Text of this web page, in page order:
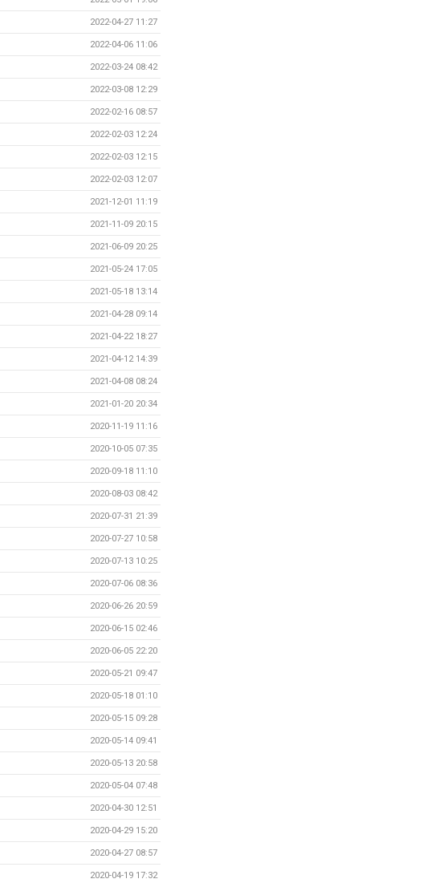
2022-04-27 11:27
2022-04-06 11:06
2022-03-24 08:42
2022-03-08 12:29
2022-02-16 08:57
2022-02-03 12:24
2022-02-03 12:15
2022-02-03 12:07
2021-12-01 11:19
2021-11-09 20:15
2021-06-09 20:25
2021-05-24 17:05
2021-05-18 13:14
2021-04-28 09:14
2021-04-22 18:27
2021-04-12 14:39
2021-04-08 08:24
2021-01-20 20:34
2020-11-19 11:16
2020-10-05 07:35
2020-09-18 11:10
2020-08-03 08:42
2020-07-31 21:39
2020-07-27 10:58
2020-07-13 10:25
2020-07-06 08:36
2020-06-26 20:59
2020-06-15 02:46
2020-06-05 22:20
2020-05-21 09:47
2020-05-18 01:10
2020-05-15 09:28
2020-05-14 09:41
2020-05-13 20:58
2020-05-04 07:48
2020-04-30 12:51
2020-04-29 15:20
2020-04-27 08:57
2020-04-19 17:32